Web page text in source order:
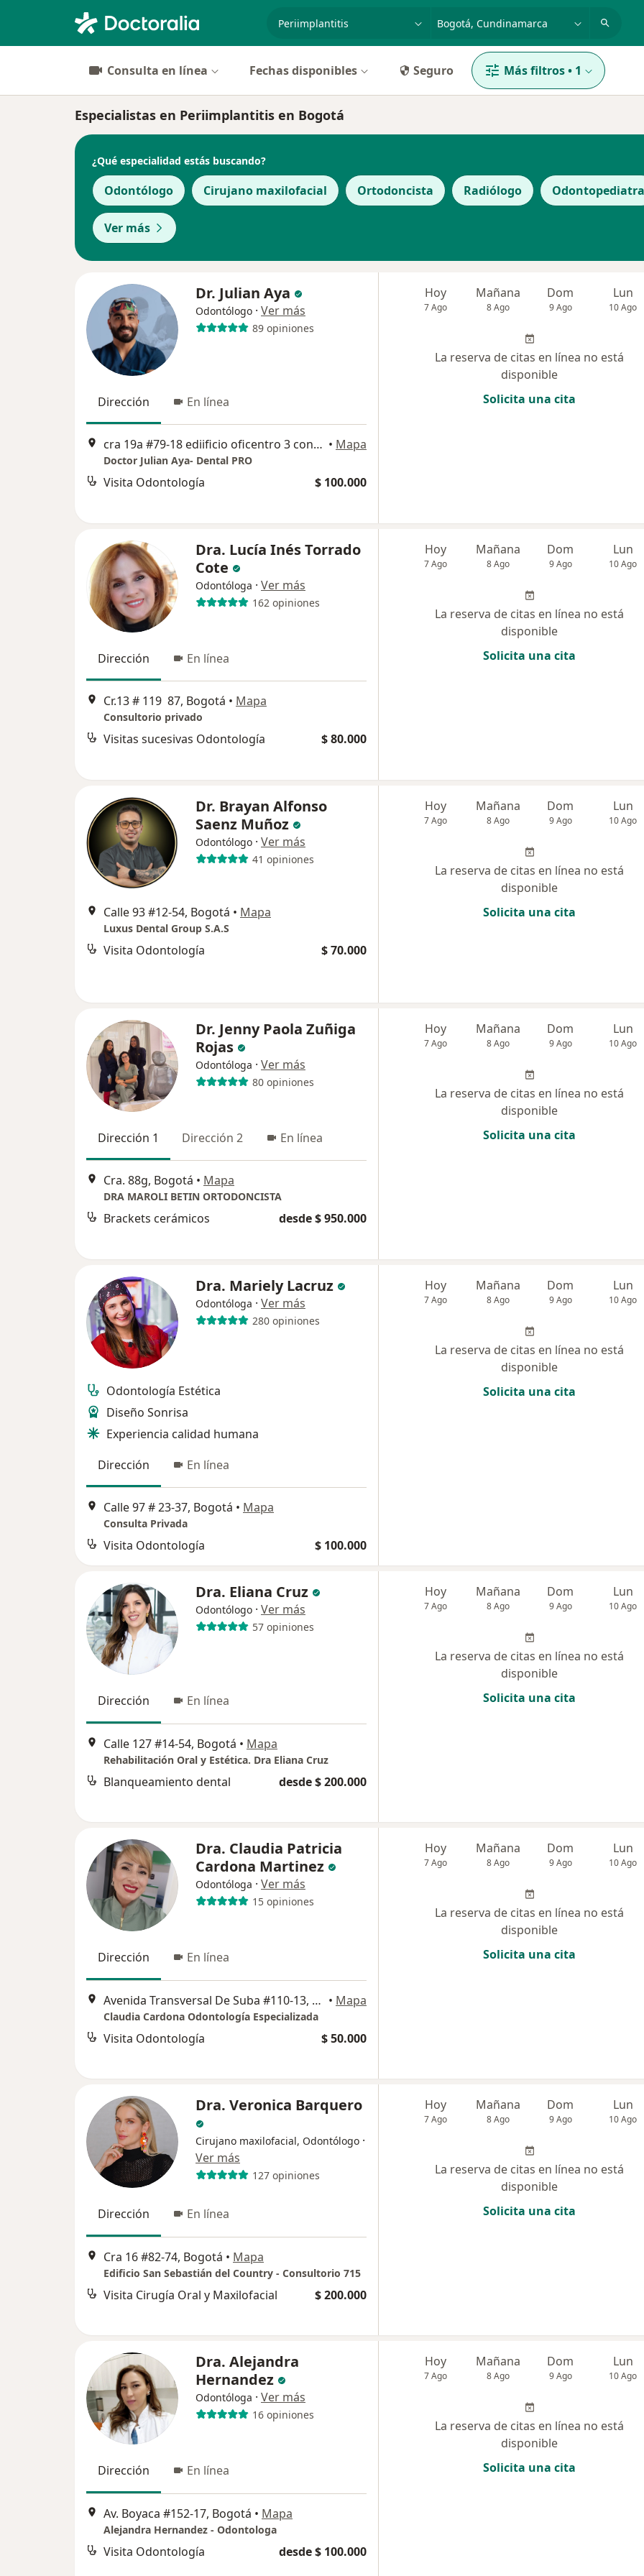
especialidad, enfermedad o nombre
p. ej. Bogotá
Consulta en línea Fechas disponibles Seguro Más filtros• 1
Especialistas en Periimplantitis en Bogotá
¿Qué especialidad estás buscando?
Odontólogo Cirujano maxilofacial Ortodoncista Radiólogo Odontopediatra
Ver más
Dr. Julian Aya
Odontólogo · Ver más
89 opiniones
Dirección En línea
cra 19a #79-18 ediificio oficentro 3 consultorio 701, Bogotá • Mapa
Doctor Julian Aya- Dental PRO
Visita Odontología $ 100.000
Hoy
7 Ago
Mañana
8 Ago
Dom
9 Ago
Lun
10 Ago
La reserva de citas en línea no está
disponible
Solicita una cita
Dra. Lucía Inés Torrado
Cote
Odontóloga · Ver más
162 opiniones
Dirección En línea
Cr.13 # 119 87, Bogotá • Mapa
Consultorio privado
Visitas sucesivas Odontología $ 80.000
Hoy
7 Ago
Mañana
8 Ago
Dom
9 Ago
Lun
10 Ago
La reserva de citas en línea no está
disponible
Solicita una cita
Dr. Brayan Alfonso
Saenz Muñoz
Odontólogo · Ver más
41 opiniones
Calle 93 #12-54, Bogotá • Mapa
Luxus Dental Group S.A.S
Visita Odontología $ 70.000
Hoy
7 Ago
Mañana
8 Ago
Dom
9 Ago
Lun
10 Ago
La reserva de citas en línea no está
disponible
Solicita una cita
Dr. Jenny Paola Zuñiga
Rojas
Odontóloga · Ver más
80 opiniones
Dirección 1 Dirección 2 En línea
Cra. 88g, Bogotá • Mapa
DRA MAROLI BETIN ORTODONCISTA
Brackets cerámicos desde $ 950.000
Hoy
7 Ago
Mañana
8 Ago
Dom
9 Ago
Lun
10 Ago
La reserva de citas en línea no está
disponible
Solicita una cita
Dra. Mariely Lacruz
Odontóloga · Ver más
280 opiniones
Odontología Estética
Diseño Sonrisa
Experiencia calidad humana
Dirección
En línea
Calle 97 # 23-37, Bogotá • Mapa
Consulta Privada
Visita Odontología $ 100.000
Hoy
7 Ago
Mañana
8 Ago
Dom
9 Ago
Lun
10 Ago
La reserva de citas en línea no está
disponible
Solicita una cita
Dra. Eliana Cruz
Odontólogo · Ver más
57 opiniones
Dirección En línea
Calle 127 #14-54, Bogotá • Mapa
Rehabilitación Oral y Estética. Dra Eliana Cruz
Blanqueamiento dental desde $ 200.000
Hoy
7 Ago
Mañana
8 Ago
Dom
9 Ago
Lun
10 Ago
La reserva de citas en línea no está
disponible
Solicita una cita
Dra. Claudia Patricia
Cardona Martinez
Odontóloga · Ver más
15 opiniones
Dirección En línea
Avenida Transversal De Suba #110-13, Bogotá • Mapa
Claudia Cardona Odontología Especializada
Visita Odontología $ 50.000
Hoy
7 Ago
Mañana
8 Ago
Dom
9 Ago
Lun
10 Ago
La reserva de citas en línea no está
disponible
Solicita una cita
Dra. Veronica Barquero
Cirujano maxilofacial, Odontólogo ·
Ver más
127 opiniones
Dirección En línea
Cra 16 #82-74, Bogotá • Mapa
Edificio San Sebastián del Country - Consultorio 715
Visita Cirugía Oral y Maxilofacial $ 200.000
Hoy
7 Ago
Mañana
8 Ago
Dom
9 Ago
Lun
10 Ago
La reserva de citas en línea no está
disponible
Solicita una cita
Dra. Alejandra
Hernandez
Odontóloga · Ver más
16 opiniones
Dirección En línea
Av. Boyaca #152-17, Bogotá • Mapa
Alejandra Hernandez - Odontologa
Visita Odontología desde $ 100.000
Hoy
7 Ago
Mañana
8 Ago
Dom
9 Ago
Lun
10 Ago
La reserva de citas en línea no está
disponible
Solicita una cita